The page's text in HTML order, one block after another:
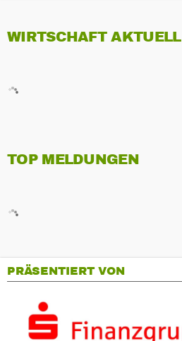
WIRTSCHAFT AKTUELL
TOP MELDUNGEN
PRÄSENTIERT VON